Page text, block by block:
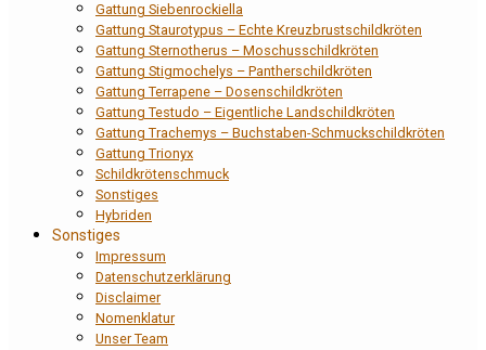
Gattung Siebenrockiella
Gattung Staurotypus – Echte Kreuzbrustschildkröten
Gattung Sternotherus – Moschusschildkröten
Gattung Stigmochelys – Pantherschildkröten
Gattung Terrapene – Dosenschildkröten
Gattung Testudo – Eigentliche Landschildkröten
Gattung Trachemys – Buchstaben-Schmuckschildkröten
Gattung Trionyx
Schildkrötenschmuck
Sonstiges
Hybriden
Sonstiges
Impressum
Datenschutzerklärung
Disclaimer
Nomenklatur
Unser Team